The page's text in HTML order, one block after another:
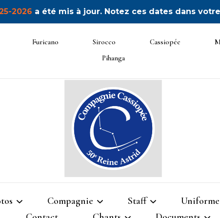
2026 a été mis à jour. Notez ces dates dans
Furicano Sirocco Cassiopée
Pihanga
50ème Unité Reine Astrid
Compagnie Staff Uniforme